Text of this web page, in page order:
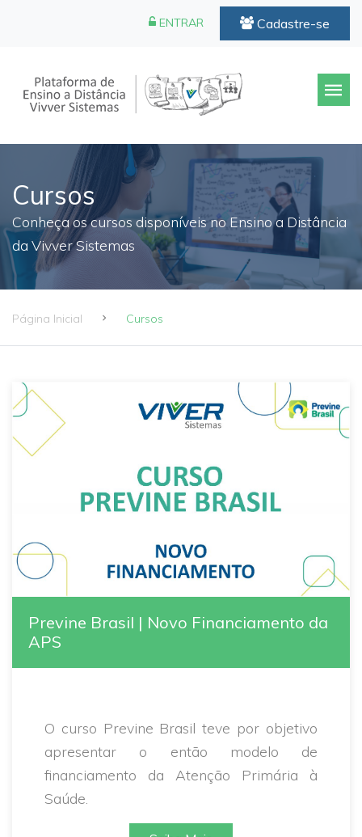
ENTRAR Cadastre-se
Cursos
Conheça os cursos disponíveis no Ensino a Distância
da Vivver Sistemas
Página Inicial Cursos
Previne Brasil | Novo Financiamento da
APS
O curso Previne Brasil teve por objetivo
apresentar o então modelo de
financiamento da Atenção Primária à
Saúde.